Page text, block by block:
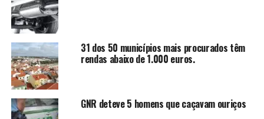
31 dos 50 municípios mais procurados têm
rendas abaixo de 1.000 euros.
GNR deteve 5 homens que caçavam ouriços